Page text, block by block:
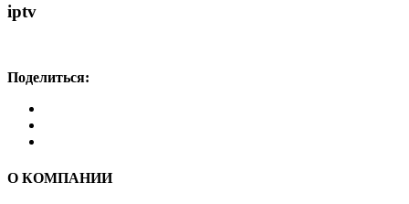
iptv
Поделиться:
О КОМПАНИИ